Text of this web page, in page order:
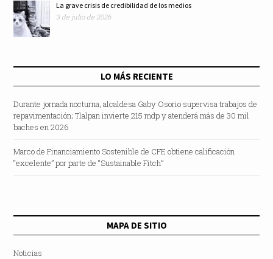
La grave crisis de credibilidad de los medios
3 de julio de 2026
LO MÁS RECIENTE
Durante jornada nocturna, alcaldesa Gaby Osorio supervisa trabajos de
repavimentación; Tlalpan invierte 215 mdp y atenderá más de 30 mil
baches en 2026
Marco de Financiamiento Sostenible de CFE obtiene calificación
“excelente” por parte de “Sustainable Fitch”
MAPA DE SITIO
Noticias